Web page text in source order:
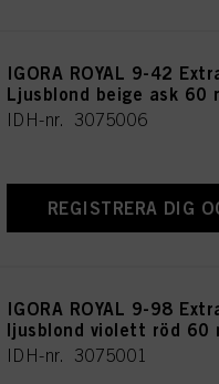
IGORA ROYAL 9-42
Ljusblond beige ask 60
IDH-nr. 3075006
REGISTRERA DIG
IGORA ROYAL 9-98
ljusblond violett röd 60
IDH-nr. 3075001